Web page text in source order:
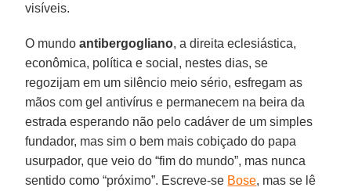
visíveis.
O mundoantibergogliano, a direita eclesiástica,
econômica, política e social, nestes dias, se
regozijam em um silêncio meio sério, esfregam as
mãos com gel antivírus e permanecem na beira da
estrada esperando não pelo cadáver de um simples
fundador, mas sim o bem mais cobiçado do papa
usurpador, que veio do “fim do mundo”, mas nunca
sentido como “próximo”. Escreve-se Bose, mas se lê